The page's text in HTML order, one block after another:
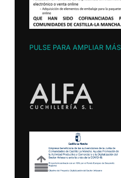
PULSE PARA AMPLIAR MÁS